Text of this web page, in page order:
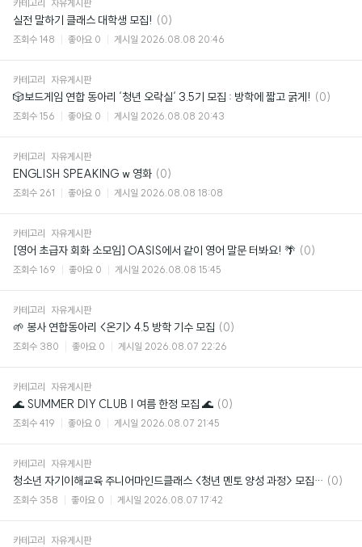
카테고리 자유게시판
실전 말하기 클래스 대학생 모집! 댓
글
(0)
조회수 148 좋아요 0 게시일 2026.08.08 20:46
카테고리 자유게시판
🎲보드게임 연합 동아리 ‘청년 오락실‘ 3.5기 모집 : 방학에 짧고 굵게! 댓
(0)
조회수 156 좋아요 0 게시일 2026.08.08 20:43
카테고리 자유게시판
ENGLISH SPEAKING w 영화 댓
글
(0)
조회수 261 좋아요 0 게시일 2026.08.08 18:08
카테고리 자유게시판
[영어 초급자 회화 소모임] OASIS에서 같이 영어 말문 터봐요! 🌴 댓
(0)
조회수 169 좋아요 0 게시일 2026.08.08 15:45
카테고리 자유게시판
🌱 봉사 연합동아리 <온기> 4.5 방학 기수 모집 댓
글
(0)
조회수 380 좋아요 0 게시일 2026.08.07 22:26
카테고리 자유게시판
🌊 SUMMER DIY CLUB | 여름 한정 모집 🌊 댓
글
(0)
조회수 419 좋아요 0 게시일 2026.08.07 21:45
카테고리 자유게시판
청소년 자기이해교육 주니어마인드클래스 <청년 멘토 양성 과정> 모집 (~8/19) 댓
(0)
조회수 358 좋아요 0 게시일 2026.08.07 17:42
카테고리 자유게시판